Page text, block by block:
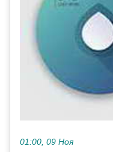
01:00, 09 Ноя